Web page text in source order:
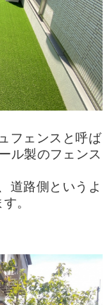
フェンスと呼ば
ル製のフェンス
道路側というよ
。